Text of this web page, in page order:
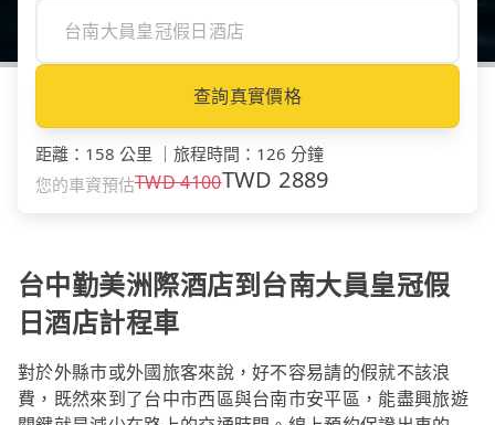
查詢真實價格
距離 ： 158 公里 旅程時間 ： 126 分鐘
您的車資預估TWD4100TWD 2889
台中勤美洲際酒店到台南大員皇冠假
日酒店計程車
對於外縣市或外國旅客來說，好不容易請的假就不該浪
費，既然來到了台中市西區與台南市安平區，能盡興旅遊